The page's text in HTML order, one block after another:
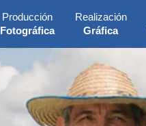
Producción
Fotográfica
Realización
Gráfica